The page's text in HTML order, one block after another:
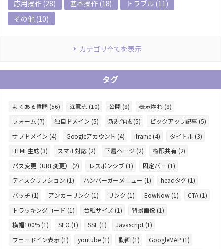
応用操作 (28) 基本操作 (18)
トラブル (11)
その他 (10)
カテゴリ全てを表示
タグ
よくある質問 (56) 注意点 (10) 公開 (8)
表示崩れ (8)
フォーム (7)
独自ドメイン (5) 新規作成 (5)
ピックアップ記事 (5)
サブドメイン (4)
Googleアカウント (4) iframe (4)
タイトル (3)
HTML生成 (3)
スマホ対応 (2) 下層ページ (2)
権限共有 (2)
パス変更（URL変更） (2)
レスポンシブ (1)
固定バー (1)
ディスクリプション (1)
ハンバーガーメニュー (1)
headタグ (1)
バッチ (1)
アンカーリンク (1) リンク (1) BowNow (1)
CTA (1)
トラッキングコード (1)
台紙サイズ (1)
背景画像 (1)
横幅100% (1)
SEO (1) SSL (1)
Javascript (1)
フェードイン表示 (1)
youtube (1) 動画 (1)
GoogleMAP (1)